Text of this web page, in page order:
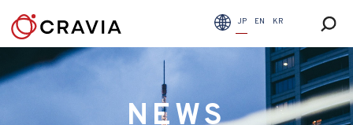
JP EN KR
NEWS